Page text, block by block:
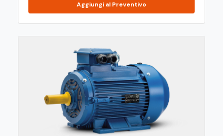
Aggiungi al Preventivo